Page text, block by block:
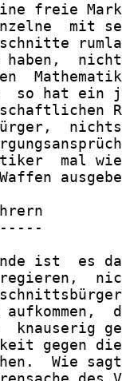
freie
mit
so hat ein
mal
ist  es
knauserig
gegen
Wie